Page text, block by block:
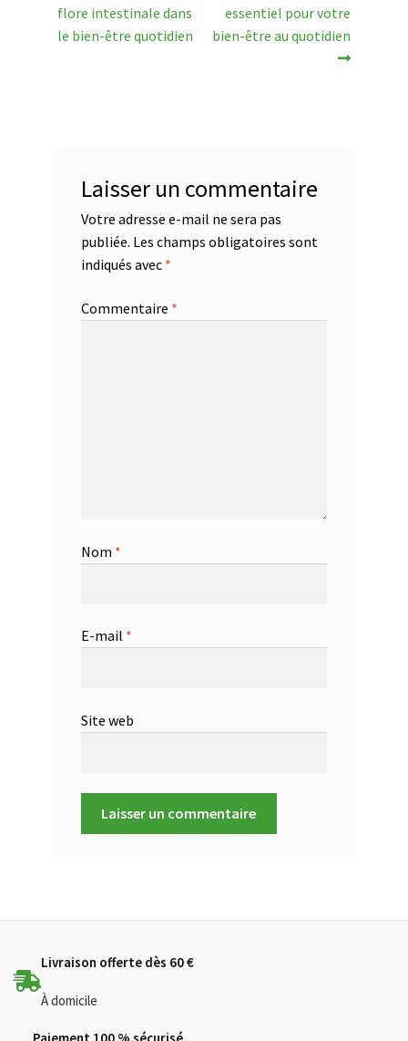
n
o
deprécédent :
flore intestinale dans
le bien-être quotidien
suivant :
essentiel pour votre
bien-être au quotidien
Laisser un commentaire
Votre adresse e-mail ne sera pas
publiée. Les champs obligatoires sont
indiqués avec *
Commentaire *
Nom *
E-mail *
Site web
Livraison offerte dès 60 €
À domicile
Paiement 100 % sécurisé